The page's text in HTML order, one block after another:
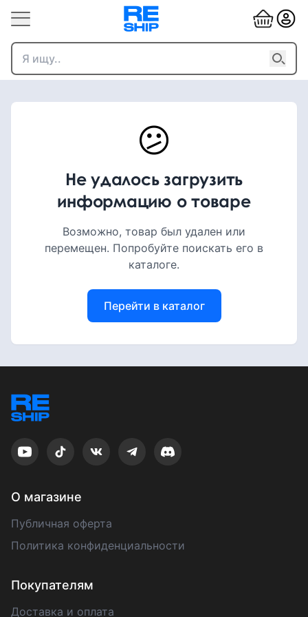
😕
Не удалось загрузить
информацию о товаре
Возможно, товар был удален или
перемещен. Попробуйте поискать его в
каталоге.
Перейти в каталог
О магазине
Публичная оферта
Политика конфиденциальности
Покупателям
Доставка и оплата